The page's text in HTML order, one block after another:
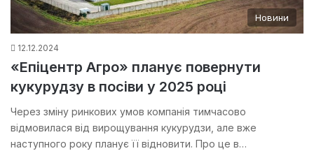
Новини
12.12.2024
«Епіцентр Агро» планує повернути
кукурудзу в посіви у 2025 році
Через зміну ринкових умов компанія тимчасово
відмовилася від вирощування кукурудзи, але вже
наступного року планує її відновити. Про це в…